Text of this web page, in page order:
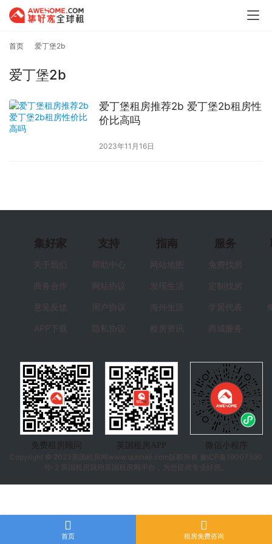
首页 爱丁堡2b
爱丁堡2b
爱丁堡租房推荐2b 爱丁堡2b租房性
价比高吗
2023年11月16日
集好家
关于我们
商务合作
意见反馈
APP下载
支持
帮助中心
网站协议
用户协议
隐私协议
指南
网站地图
发现生活
海外生活
租房资讯
服务
免费找房
定制找房
学居代表
商城服务
免费租房顾问 英国租房APP
微信小程序
Copyright © 2023 英国租房 网www.qunheji.com版权所有
豫ICP备19007390
号-2 英国租房就用英国租房网平台，为您提供专业好房。
首页 租房免费咨询